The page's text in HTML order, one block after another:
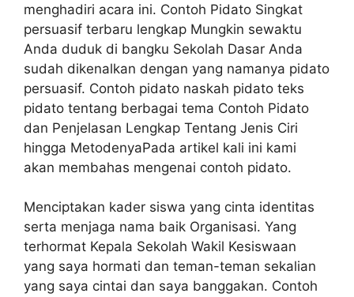
menghadiri acara ini. Contoh Pidato Singkat
persuasif terbaru lengkap Mungkin sewaktu
Anda duduk di bangku Sekolah Dasar Anda
sudah dikenalkan dengan yang namanya pidato
persuasif. Contoh pidato naskah pidato teks
pidato tentang berbagai tema Contoh Pidato
dan Penjelasan Lengkap Tentang Jenis Ciri
hingga MetodenyaPada artikel kali ini kami
akan membahas mengenai contoh pidato.
Menciptakan kader siswa yang cinta identitas
serta menjaga nama baik Organisasi. Yang
terhormat Kepala Sekolah Wakil Kesiswaan
yang saya hormati dan teman-teman sekalian
yang saya cintai dan saya banggakan. Contoh